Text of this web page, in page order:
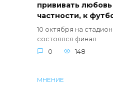
прививать любовь
частности, к
10 октября на
состоялся финал
0
148
МНЕНИЕ